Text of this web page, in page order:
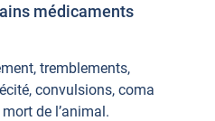
médicaments
tremblements,
convulsions, coma
de l’animal.